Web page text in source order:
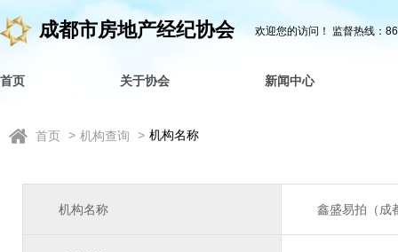
成都市房地产经纪协会 欢迎您的访问！ 监督热线：
首页 关于协会 新闻中心
首页 > 机构查询 > 机构名称
机构名称 鑫盛易拍（成